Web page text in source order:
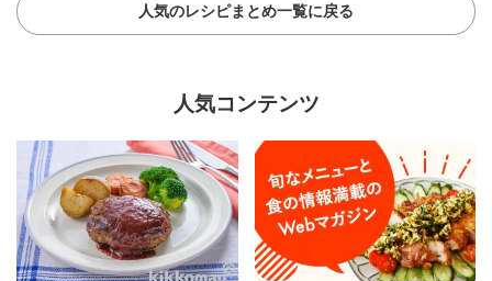
人気のレシピまとめ一覧に戻る
人気コンテンツ